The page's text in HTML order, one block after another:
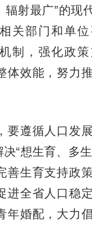
辐射最广”的现
关部门和单
制，强化政
体效能，努力
遵循人口发展
“想生育、多
善生育支持政
进全省人口稳
年婚配，大力